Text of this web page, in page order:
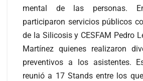
mental de las personas.
participaron servicios públicos
de la Silicosis y CESFAM Pedro
Martínez quienes realizaron
preventivos a los asistentes.
reunió a 17 Stands entre los